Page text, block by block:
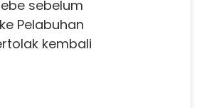
sebelum
Pelabuhan
kembali